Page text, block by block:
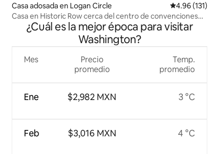
Casa adosada en Logan Circle Calificación
4.96 (131)
Casa en Historic Row cerca del centro de convenciones
con alberca de tanque
¿Cuál es la mejor época para visitar
Washington?
Mes
Ene
Feb
Precio
promedio
$2,982 MXN
$3,016 MXN
Temp.
promedio
3 °C
4 °C